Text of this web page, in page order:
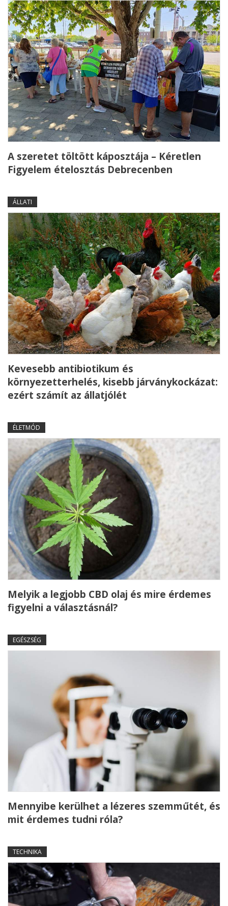
A szeretet töltött káposztája – Kéretlen
Figyelem ételosztás Debrecenben
ÁLLATI
Kevesebb antibiotikum és
környezetterhelés, kisebb járványkockázat:
ezért számít az állatjólét
ÉLETMÓD
Melyik a legjobb CBD olaj és mire érdemes
figyelni a választásnál?
EGÉSZSÉG
Mennyibe kerülhet a lézeres szemműtét, és
mit érdemes tudni róla?
TECHNIKA